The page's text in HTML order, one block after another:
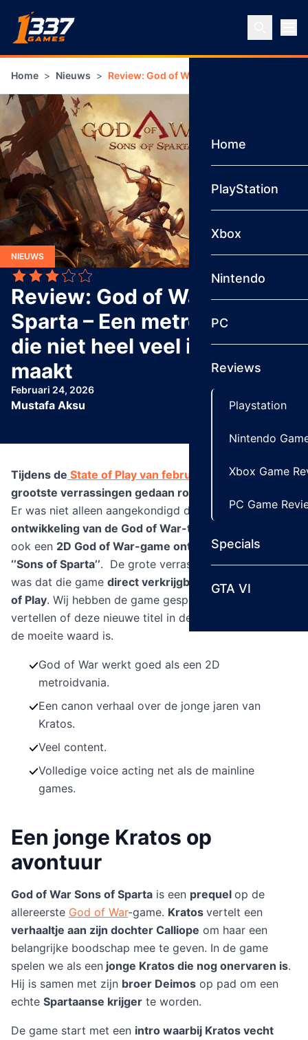
Ga naar inhoud
Home
PlayStation
Xbox
Nintendo
PC
Reviews
Playstation
Nintendo
Xbox Game
PC Game
Specials
GTA VI
Home > Nieuws > Review: God of War Sons of Sparta – Een
3,5
Review: God of War Sons of
Sparta – Een metroidvania
die niet heel veel indruk
maakt
Februari 24, 2026
Mustafa Aksu
NIEUWS
Tijdens de State of Play van februari warende
grootste verrassingen gedaan rondom God of War
Er was niet alleen aangekondigd dat er eenremake in
ontwikkeling van de God of War-trilogie,
ook een 2D God of War-game onthuld genaamd
‘’Sons of Sparta’’. De grote verrassing voor die game
was dat die game direct verkrijgbaar was na de State
of Play. Wij hebben de game gespeeld en zullen je
vertellen of deze nieuwe titel in de God of War-serie
de moeite waard is.
God of War werkt goed als een 2D
metroidvania.
Een canon verhaal over de jonge jaren van
Kratos.
Veel content.
Volledige voice acting net als de mainline
games.
Een jonge Kratos op
avontuur
God of War Sons of Sparta is een prequel op de
allereerste God of War-game. Kratos vertelt een
verhaaltje aan zijn dochter Calliope om haar een
belangrijke boodschap mee te geven. In de game
spelen we als een jonge Kratos die nog onervaren is.
Hij is samen met zijn broer Deimos op pad om een
echte Spartaanse krijger te worden.
De game start met een intro waarbij Kratos vecht